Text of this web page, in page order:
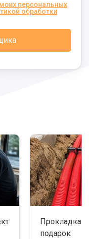
персональных
обработки
Прокладка
подарок